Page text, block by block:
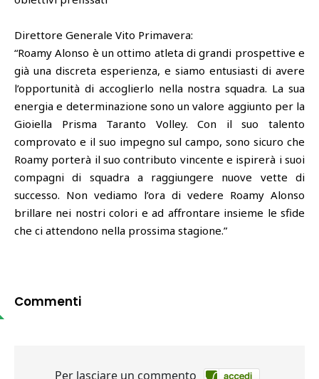
Direttore Generale Vito Primavera:
“Roamy Alonso è un ottimo atleta di grandi prospettive e
già una discreta esperienza, e siamo entusiasti di avere
l’opportunità di accoglierlo nella nostra squadra. La sua
energia e determinazione sono un valore aggiunto per la
Gioiella Prisma Taranto Volley. Con il suo talento
comprovato e il suo impegno sul campo, sono sicuro che
Roamy porterà il suo contributo vincente e ispirerà i suoi
compagni di squadra a raggiungere nuove vette di
successo. Non vediamo l’ora di vedere Roamy Alonso
brillare nei nostri colori e ad affrontare insieme le sfide
che ci attendono nella prossima stagione.”
Commenti